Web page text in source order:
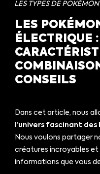
LES TYPES DE POKÉMON
LES
ÉLECTRIQUE :
CONSEILS
Dans cet article, nous
l’univers fascinant
Nous voulons partager
créatures incroyables
informations que vous